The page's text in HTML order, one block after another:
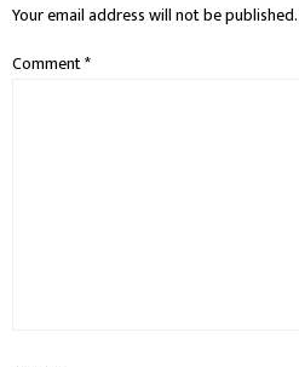
Your email address will not be published.
Comment*